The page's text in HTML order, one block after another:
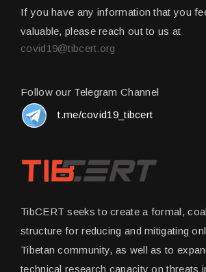
If you have any information that you
valuable, please reach out to us at
covid19@tibcert.org
Follow our Telegram Channel
t.me/covid19_tibcert
TibCERT seeks to create a formal,
structure for reducing and mitigating
Tibetan community, as well as to
technical research capacity on threats